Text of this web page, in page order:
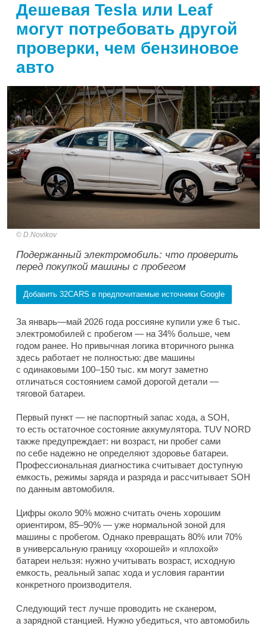
Дешевая Tesla или Leaf
могут потребовать другой
проверки, чем бензиновое
авто
D.Novikov
Подержанный электромобиль: что проверить
перед покупкой машины с пробегом
Добавить 32CARS в предпочитаемые источники Google
За январь—май 2026 года россияне купили уже 6 тыс.
электромобилей с пробегом — на 34% больше, чем
годом ранее. Но привычная логика вторичного рынка
здесь работает не полностью: две машины
с одинаковыми 100–150 тыс. км могут заметно
отличаться состоянием самой дорогой детали —
тяговой батареи.
Первый пункт — не паспортный запас хода, а SOH,
то есть остаточное состояние аккумулятора. TUV NORD
также предупреждает: ни возраст, ни пробег сами
по себе надежно не определяют здоровье батареи.
Профессиональная диагностика считывает доступную
емкость, режимы заряда и разряда и рассчитывает SOH
по данным автомобиля.
Цифры около 90% можно считать очень хорошим
ориентиром, 85–90% — уже нормальной зоной для
машины с пробегом. Однако превращать 80% или 70%
в универсальную границу «хорошей» и «плохой»
батареи нельзя: нужно учитывать возраст, исходную
емкость, реальный запас хода и условия гарантии
конкретного производителя.
Следующий тест лучше проводить не сканером,
а зарядной станцией. Нужно убедиться, что автомобиль